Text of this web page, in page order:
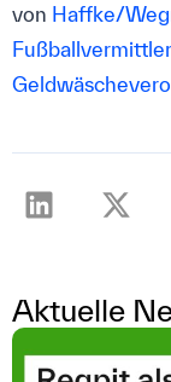
von Haffke/
Aktuelle